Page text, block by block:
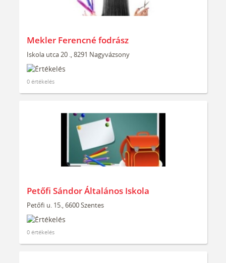
Mekler Ferencné fodrász
Iskola utca 20 ., 8291 Nagyvázsony
0 értékelés
Petőfi Sándor Általános Iskola
Petőfi u. 15., 6600 Szentes
0 értékelés